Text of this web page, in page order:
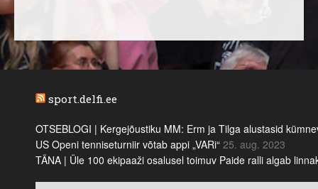
sport.delfi.ee
OTSEBLOGI | Kergejõustiku MM: Erm ja Tilga alustasid
US Openi tenniseturniir võtab appi „VARi“ 25. aug. 2023
TÄNA | Üle 100 ekipaaži osalusel toimuv Paide ralli algab